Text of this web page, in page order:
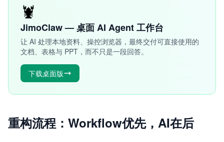
🦞
JimoClaw — 桌面 AI Agent 工作台
让 AI 处理本地资料、操控浏览器，最终交付可直接使用的
文档、表格与 PPT，而不只是一段回答。
下载桌面版
重构流程：Workflow优先，AI在后